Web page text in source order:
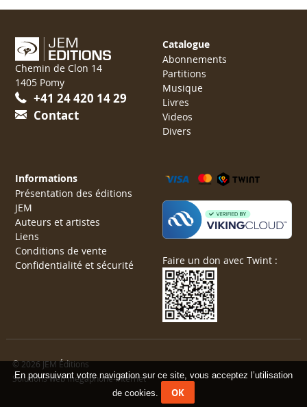
En poursuivant votre navigation sur ce site, vous acceptez l’utilisation
de cookies.
OK
Chemin de Clon 14
1405 Pomy
+41 24 420 14 29
Contact
Catalogue
Abonnements
Partitions
Musique
Livres
Videos
Divers
Informations
Présentation des éditions
JEM
Auteurs et artistes
Liens
Conditions de vente
Confidentialité et sécurité
Faire un don avec Twint :
© 2026 JEM Éditions
Solutions web mégaphone-internet